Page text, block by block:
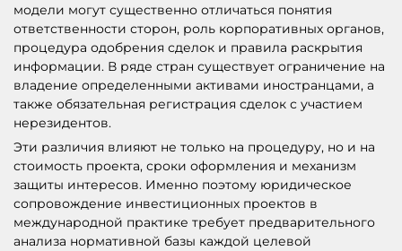
модели могут существенно отличаться понятия
ответственности сторон, роль корпоративных органов,
процедура одобрения сделок и правила раскрытия
информации. В ряде стран существует ограничение на
владение определенными активами иностранцами, а
также обязательная регистрация сделок с участием
нерезидентов.
Эти различия влияют не только на процедуру, но и на
стоимость проекта, сроки оформления и механизм
защиты интересов. Именно поэтому юридическое
сопровождение инвестиционных проектов в
международной практике требует предварительного
анализа нормативной базы каждой целевой